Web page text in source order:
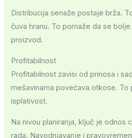
Distribucija senaže postaje brža.
čuva hranu. To pomaže da se bolje
proizvod.
Profitabilnost
Profitabilnost zavisi od prinosa i
mešavinama povećava otkose. To
isplativost.
Na nivou planiranja, ključ je odnos
rada. Navodnjavanje i